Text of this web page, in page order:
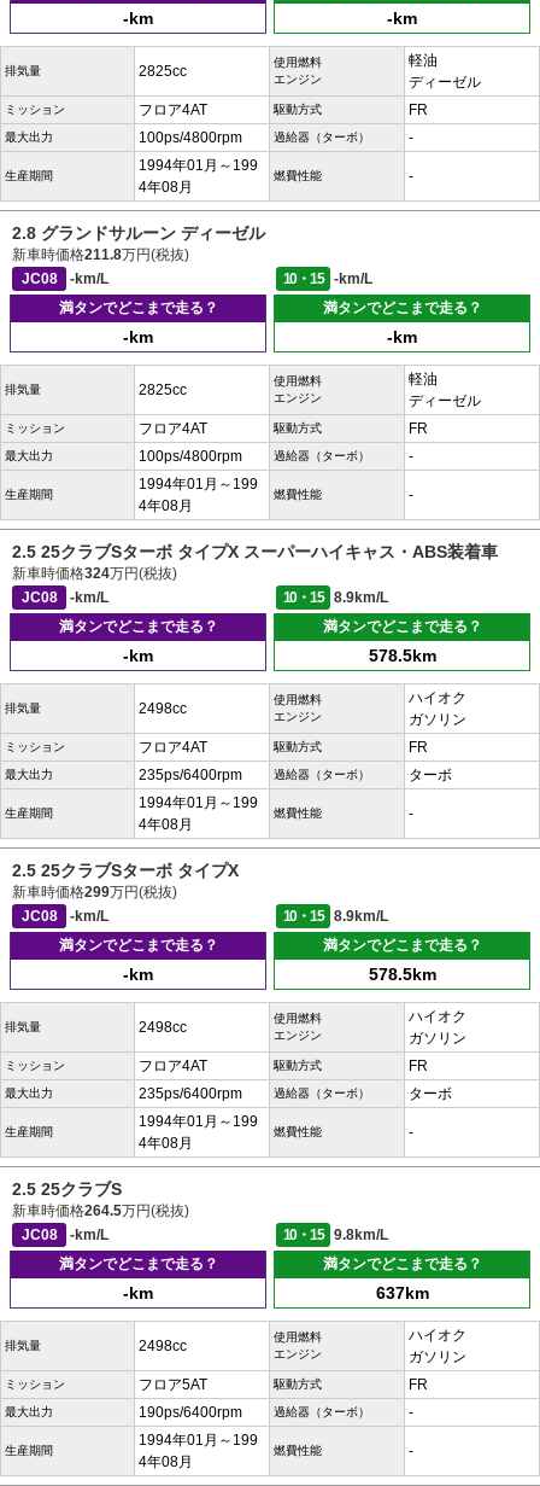
-km -km
排気量 2825cc
使用燃料
エンジン
軽油
ディーゼル
ミッション フロア4AT 駆動方式 FR
最大出力 100ps/4800rpm 過給器（ターボ） -
生産期間
1994年01月～199
4年08月
燃費性能 -
2.8 グランドサルーン ディーゼル
新車時価格211.8万円(税抜)
JC08
-km/L 10・15
-km/L
満タンでどこまで走る？
-km
満タンでどこまで走る？
-km
排気量 2825cc
使用燃料
エンジン
軽油
ディーゼル
ミッション フロア4AT 駆動方式 FR
最大出力 100ps/4800rpm 過給器（ターボ） -
生産期間
1994年01月～199
4年08月
燃費性能 -
2.5 25クラブSターボ タイプX スーパーハイキャス・ABS装着車
新車時価格324万円(税抜)
JC08
-km/L 10・15
8.9km/L
満タンでどこまで走る？
-km
満タンでどこまで走る？
578.5km
排気量 2498cc
使用燃料
エンジン
ハイオク
ガソリン
ミッション フロア4AT 駆動方式 FR
最大出力 235ps/6400rpm 過給器（ターボ） ターボ
生産期間
1994年01月～199
4年08月
燃費性能 -
2.5 25クラブSターボ タイプX
新車時価格299万円(税抜)
JC08
-km/L 10・15
8.9km/L
満タンでどこまで走る？
-km
満タンでどこまで走る？
578.5km
排気量 2498cc
使用燃料
エンジン
ハイオク
ガソリン
ミッション フロア4AT 駆動方式 FR
最大出力 235ps/6400rpm 過給器（ターボ） ターボ
生産期間
1994年01月～199
4年08月
燃費性能 -
2.5 25クラブS
新車時価格264.5万円(税抜)
JC08
-km/L 10・15
9.8km/L
満タンでどこまで走る？
-km
満タンでどこまで走る？
637km
排気量 2498cc
使用燃料
エンジン
ハイオク
ガソリン
ミッション フロア5AT 駆動方式 FR
最大出力 190ps/6400rpm 過給器（ターボ） -
生産期間
1994年01月～199
4年08月
燃費性能 -